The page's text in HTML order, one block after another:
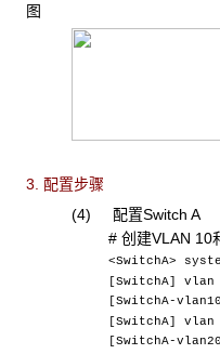
图
3. 配置步骤
(4) 配置Switch A
# 创建VLAN 10
<SwitchA>
[SwitchA] vlan
[SwitchA-
[SwitchA] vlan
[SwitchA-